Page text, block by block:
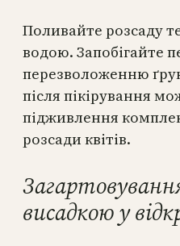
Поливайте розсаду
водою. Запобігайте
перезволоженню
після пікірування
підживлення
розсади квітів.
висадкою у